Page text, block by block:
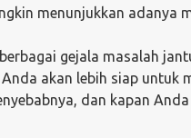
menunjukkan adanya
gejala masalah
akan lebih siap untuk
dan kapan